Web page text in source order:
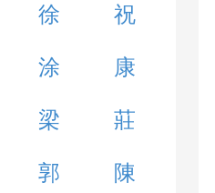
徐 祝
涂 康
梁 莊
郭 陳